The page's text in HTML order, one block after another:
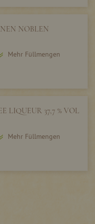
NOBLEN
Mehr Füllmengen
LIQUEUR 37,7 % VOL
Mehr Füllmengen